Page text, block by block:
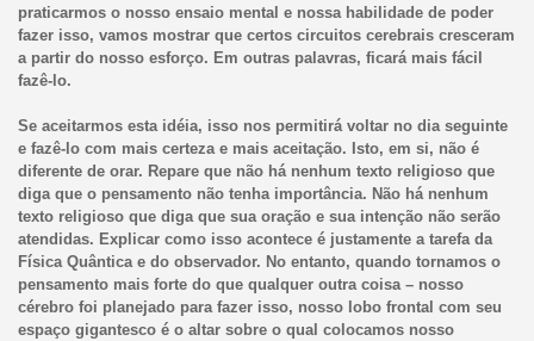
praticarmos o nosso ensaio mental e nossa habilidade de poder
fazer isso, vamos mostrar que certos circuitos cerebrais cresceram
a partir do nosso esforço. Em outras palavras, ficará mais fácil
fazê-lo.
Se aceitarmos esta idéia, isso nos permitirá voltar no dia seguinte
e fazê-lo com mais certeza e mais aceitação. Isto, em si, não é
diferente de orar. Repare que não há nenhum texto religioso que
diga que o pensamento não tenha importância. Não há nenhum
texto religioso que diga que sua oração e sua intenção não serão
atendidas. Explicar como isso acontece é justamente a tarefa da
Física Quântica e do observador. No entanto, quando tornamos o
pensamento mais forte do que qualquer outra coisa – nosso
cérebro foi planejado para fazer isso, nosso lobo frontal com seu
espaço gigantesco é o altar sobre o qual colocamos nosso